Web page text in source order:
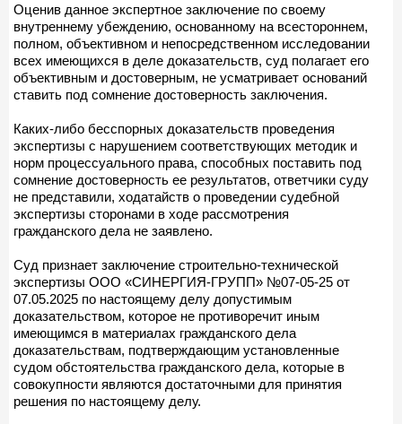
Оценив данное экспертное заключение по своему
внутреннему убеждению, основанному на всестороннем,
полном, объективном и непосредственном исследовании
всех имеющихся в деле доказательств, суд полагает его
объективным и достоверным, не усматривает оснований
ставить под сомнение достоверность заключения.
Каких-либо бесспорных доказательств проведения
экспертизы с нарушением соответствующих методик и
норм процессуального права, способных поставить под
сомнение достоверность ее результатов, ответчики суду
не представили, ходатайств о проведении судебной
экспертизы сторонами в ходе рассмотрения
гражданского дела не заявлено.
Суд признает заключение строительно-технической
экспертизы ООО «СИНЕРГИЯ-ГРУПП» №07-05-25 от
07.05.2025 по настоящему делу допустимым
доказательством, которое не противоречит иным
имеющимся в материалах гражданского дела
доказательствам, подтверждающим установленные
судом обстоятельства гражданского дела, которые в
совокупности являются достаточными для принятия
решения по настоящему делу.